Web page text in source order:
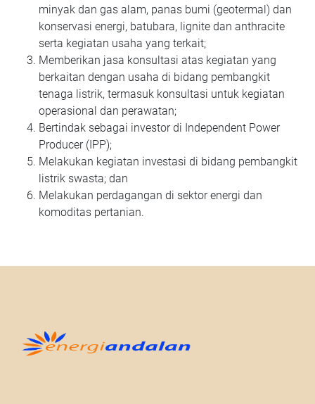
minyak dan gas alam, panas bumi (geotermal) dan
konservasi energi, batubara, lignite dan anthracite
serta kegiatan usaha yang terkait;
Memberikan jasa konsultasi atas kegiatan yang
berkaitan dengan usaha di bidang pembangkit
tenaga listrik, termasuk konsultasi untuk kegiatan
operasional dan perawatan;
Bertindak sebagai investor di Independent Power
Producer (IPP);
Melakukan kegiatan investasi di bidang pembangkit
listrik swasta; dan
Melakukan perdagangan di sektor energi dan
komoditas pertanian.